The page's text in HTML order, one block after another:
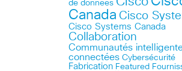
de donnees
Canada Cisco
Cisco Systems Canada
Collaboration
Communautés
connectées Cybersécurité
Fabrication Featured